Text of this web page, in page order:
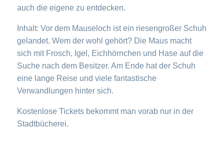
auch die eigene zu entdecken.
Inhalt: Vor dem Mauseloch ist ein riesengroßer Schuh
gelandet. Wem der wohl gehört? Die Maus macht
sich mit Frosch, Igel, Eichhörnchen und Hase auf die
Suche nach dem Besitzer. Am Ende hat der Schuh
eine lange Reise und viele fantastische
Verwandlungen hinter sich.
Kostenlose Tickets bekommt man vorab nur in der
Stadtbücherei.